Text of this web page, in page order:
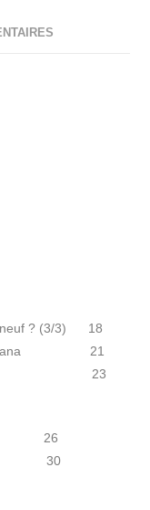
neuf ? (3/3) 18
21
23
26
30